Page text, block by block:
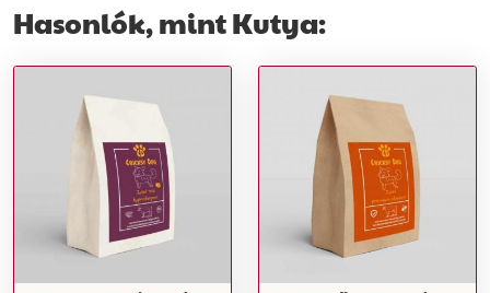
Hasonlók, mint Kutya: